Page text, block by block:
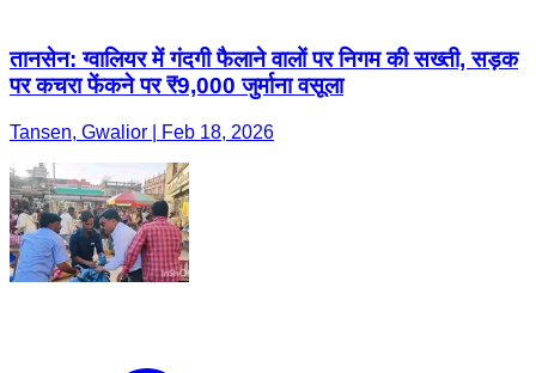
तानसेन: ग्वालियर में गंदगी फैलाने वालों पर निगम की सख्ती, सड़क
पर कचरा फेंकने पर ₹9,000 जुर्माना वसूला
Tansen, Gwalior | Feb 18, 2026